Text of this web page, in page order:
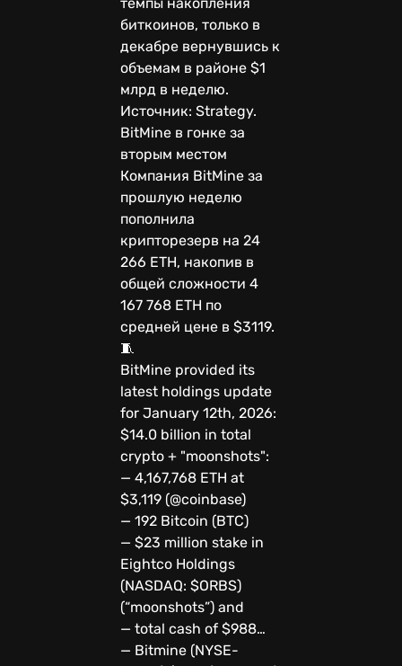
биткоинов, только в
декабре вернувшись к
объемам в районе $1
млрд в неделю.
Источник: Strategy.
BitMine в гонке за
вторым местом
Компания BitMine за
прошлую неделю
пополнила
крипторезерв на 24
266 ETH, накопив в
общей сложности 4
167 768 ETH по
средней цене в $3119.
🧵
BitMine provided its
latest holdings update
for January 12th, 2026:
$14.0 billion in total
crypto + "moonshots":
— 4,167,768 ETH at
$3,119 (@coinbase)
— 192 Bitcoin (BTC)
— $23 million stake in
Eightco Holdings
(NASDAQ: $ORBS)
(“moonshots”) and
— total cash of $988…
— Bitmine (NYSE-